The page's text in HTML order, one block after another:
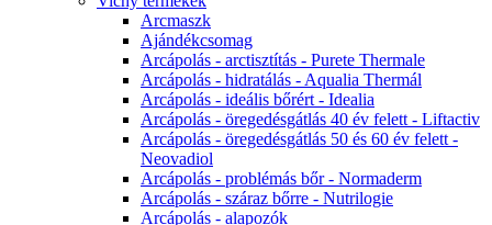
Arcmaszk
Ajándékcsomag
Arcápolás - arctisztítás - Purete Thermale
Arcápolás - hidratálás - Aqualia Thermál
Arcápolás - ideális bőrért - Idealia
Arcápolás - öregedésgátlás 40 év felett - Liftactiv
Arcápolás - öregedésgátlás 50 és 60 év felett -
Neovadiol
Arcápolás - problémás bőr - Normaderm
Arcápolás - száraz bőrre - Nutrilogie
Arcápolás - alapozók